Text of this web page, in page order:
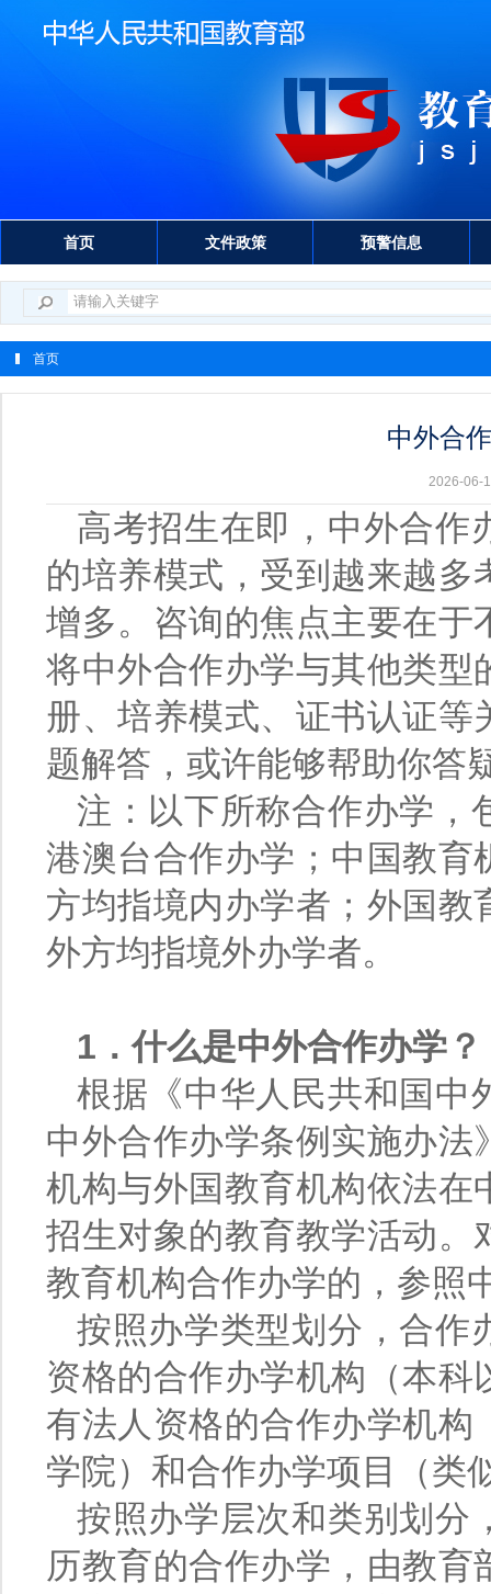
首页 文件政策 预警信息
首页
中外合
2026-06-
高考招生在即，中外合作
的培养模式，受到越来越
增多。咨询的焦点主要在于
将中外合作办学与其他类型
册、培养模式、证书认证
题解答，或许能够帮助你答
注：以下所称合作办学，
港澳台合作办学；中国教育
方均指境内办学者；外国
外方均指境外办学者。
1．什么是中外合作办学？
根据《中华人民共和国中
中外合作办学条例实施办
机构与外国教育机构依法在
招生对象的教育教学活动。
教育机构合作办学的，参照
按照办学类型划分，合作
资格的合作办学机构（本
有法人资格的合作办学机构
学院）和合作办学项目（类
按照办学层次和类别划分
历教育的合作办学，由教